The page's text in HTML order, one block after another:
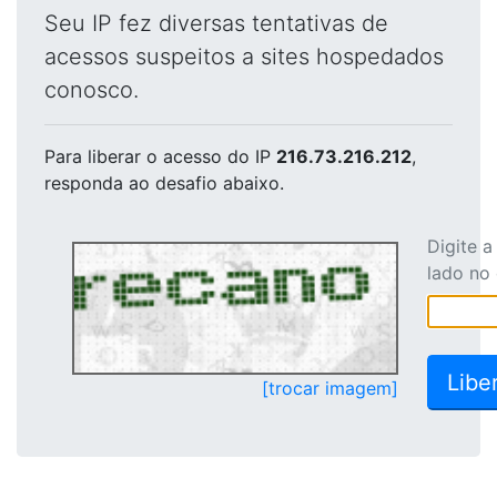
Seu IP fez diversas tentativas de
acessos suspeitos a sites hospedados
conosco.
Para liberar o acesso do IP 216.73.216.212,
responda ao desafio abaixo.
[trocar imagem]
Digite
lado no